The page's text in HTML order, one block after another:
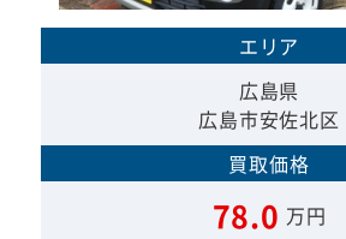
エリア
広島県
広島市安佐北区
買取価格
78.0 万円